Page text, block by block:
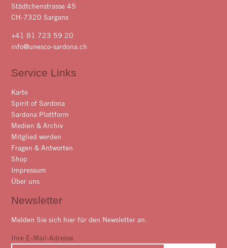
Städtchenstrasse 45
CH-7320 Sargans
+41 81 723 59 20
info@unesco-sardona.ch
Service Links
Karte
Spirit of Sardona
Sardona Plattform
Medien & Archiv
Mitglied werden
Fragen & Antworten
Shop
Impressum
Über uns
Newsletter
Melden Sie sich hier für den Newsletter an.
Ihre E-Mail-Adresse